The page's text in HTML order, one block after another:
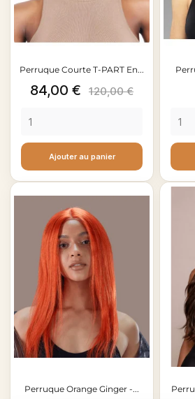
Perruque Courte T-PART En...
Prix
84,00 € Prix
120,00 €
Ajouter au panier
Perruque Orange Ginger -...